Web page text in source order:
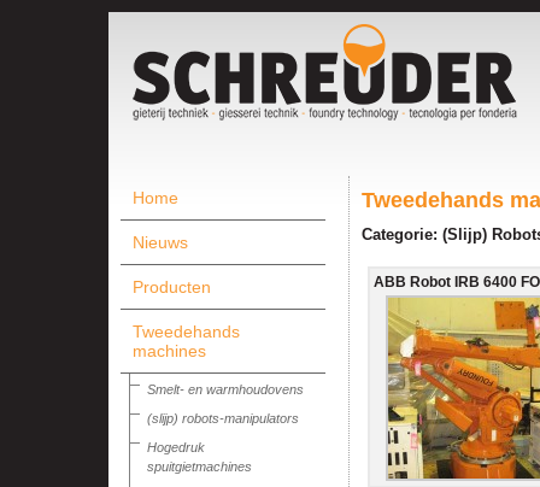
Home
Nieuws
Producten
Tweedehands
machines
Smelt- en warmhoudovens
(slijp) robots-manipulators
Hogedruk
spuitgietmachines
Tweedehands
Categorie: (Slijp)
ABB Robot IRB 6400